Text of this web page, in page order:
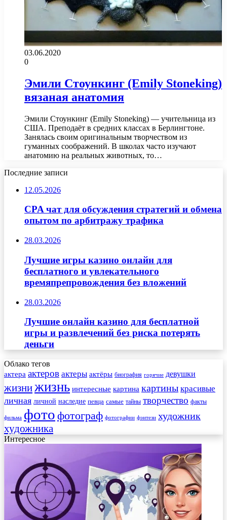
03.06.2020
0
Эмили Стоункинг (Emily Stoneking)
вязаная анатомия
Эмили Стоункинг (Emily Stoneking) — учительница из
США. Преподаёт в средних классах в Берлингтоне.
Занялась своим оригинальным творчеством из
гуманных соображений. В школах часто изучают
анатомию на реальных животных, то…
Последние записи
12.05.2026
CPA чат для обсуждения стратегий и обмена
опытом по арбитражу трафика
28.03.2026
Лучшие игры казино онлайн для
бесплатного и увлекательного
времяпрепровождения без вложений
28.03.2026
Лучшие онлайн казино для бесплатной
игры и развлечений без риска потерять
деньги
Облако тегов
актера актеров актеры актёры биография горячие девушки
жизнижизнь интересные картина картины красивые
личная личной наследие певца самые тайны творчество факты
фильма фото фотограф фотографии фэнтези художник
художника
Интересное